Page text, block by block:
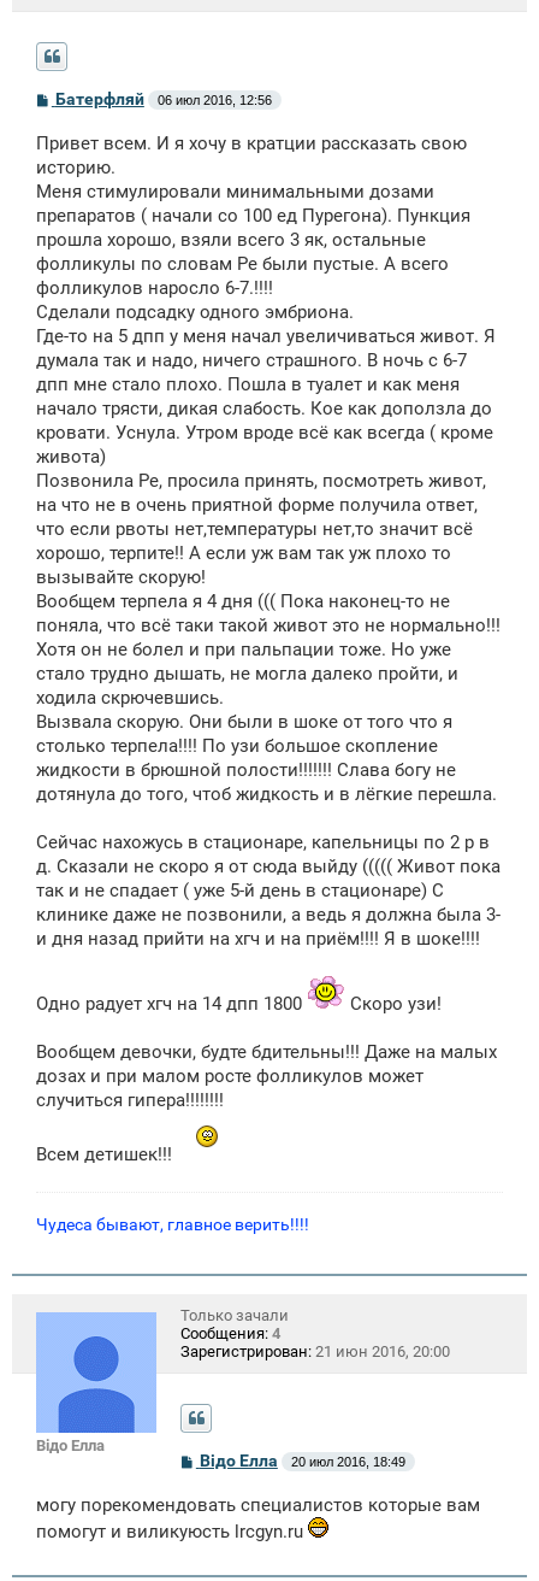
С
о
б
щ
н
и
е
Батерфляй 06 июл 2016, 12:56
Привет всем. И я хочу в кратции рассказать свою
историю.
Меня стимулировали минимальными дозами
препаратов ( начали со 100 ед Пурегона). Пункция
прошла хорошо, взяли всего 3 як, остальные
фолликулы по словам Ре были пустые. А всего
фолликулов наросло 6-7.!!!!
Сделали подсадку одного эмбриона.
Где-то на 5 дпп у меня начал увеличиваться живот. Я
думала так и надо, ничего страшного. В ночь с 6-7
дпп мне стало плохо. Пошла в туалет и как меня
начало трясти, дикая слабость. Кое как доползла до
кровати. Уснула. Утром вроде всё как всегда ( кроме
живота)
Позвонила Ре, просила принять, посмотреть живот,
на что не в очень приятной форме получила ответ,
что если рвоты нет,температуры нет,то значит всё
хорошо, терпите!! А если уж вам так уж плохо то
вызывайте скорую!
Вообщем терпела я 4 дня ((( Пока наконец-то не
поняла, что всё таки такой живот это не нормально!!!
Хотя он не болел и при пальпации тоже. Но уже
стало трудно дышать, не могла далеко пройти, и
ходила скрючевшись.
Вызвала скорую. Они были в шоке от того что я
столько терпела!!!! По узи большое скопление
жидкости в брюшной полости!!!!!!! Слава богу не
дотянула до того, чтоб жидкость и в лёгкие перешла.
Сейчас нахожусь в стационаре, капельницы по 2 р в
д. Сказали не скоро я от сюда выйду ((((( Живот пока
так и не спадает ( уже 5-й день в стационаре) С
клинике даже не позвонили, а ведь я должна была 3-
и дня назад прийти на хгч и на приём!!!! Я в шоке!!!!
Одно радует хгч на 14 дпп 1800 Скоро узи!
Вообщем девочки, будте бдительны!!! Даже на малых
дозах и при малом росте фолликулов может
случиться гипера!!!!!!!!
Всем детишек!!!
Чудеса бывают, главное верить!!!!
Відо Елла
Только зачали
Сообщения: 4
Зарегистрирован: 21 июн 2016, 20:00
С
б
щ
е
и
Відо Елла 20 июл 2016, 18:49
могу порекомендовать специалистов которые вам
помогут и виликуюсть lrcgyn.ru